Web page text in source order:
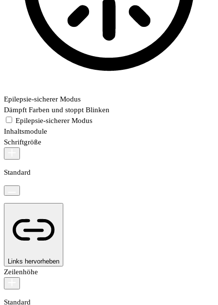
Epilepsie-sicherer Modus
Dämpft Farben und stoppt Blinken
Epilepsie-sicherer Modus
Inhaltsmodule
Schriftgröße
Standard
Links hervorheben
Zeilenhöhe
Standard